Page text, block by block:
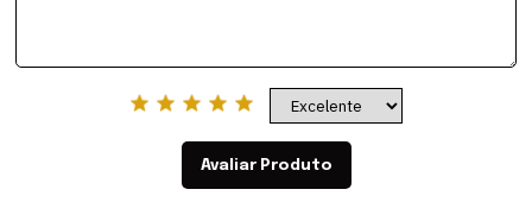
Avaliar Produto